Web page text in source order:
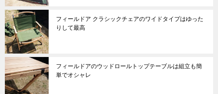
フィールドア クラシックチェアのワイドタイプはゆった
りして最高
フィールドアのウッドロールトップテーブルは組立も簡
単でオシャレ